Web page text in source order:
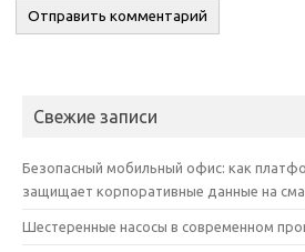
Свежие записи
Безопасный мобильный офис: как
защищает корпоративные данные на
Шестеренные насосы в современном